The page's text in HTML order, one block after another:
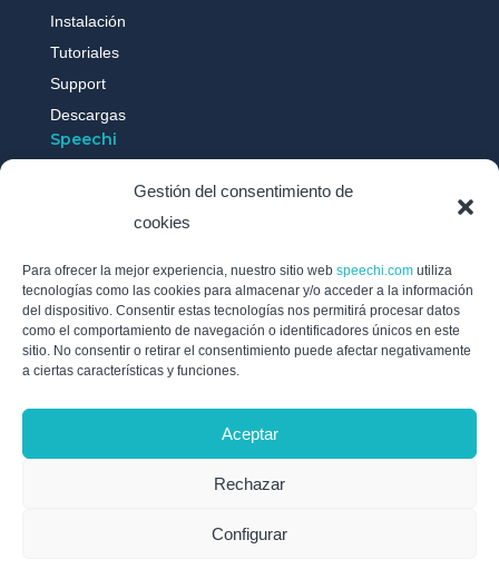
Gestión del consentimiento de
cookies
Para ofrecer la mejor experiencia, nuestro sitio web speechi.com utiliza
tecnologías como las cookies para almacenar y/o acceder a la información
del dispositivo. Consentir estas tecnologías nos permitirá procesar datos
como el comportamiento de navegación o identificadores únicos en este
sitio. No consentir o retirar el consentimiento puede afectar negativamente
a ciertas características y funciones.
Aceptar
Rechazar
Configurar
Instalación
Tutoriales
Support
Descargas
Speechi
Testimonios
Trabaja con nosotros
Política de cookies
Aviso legal
Suscríbase a nuestro boletín y manténgase al día de la